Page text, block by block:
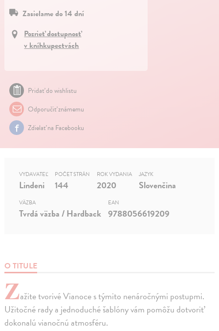
Zasielame do 14 dní
Pozrieť dostupnosť
v kníhkupectvách
Pridať do wishlistu
Odporučiť známemu
Zdielať na Facebooku
O TITULE
Zažite tvorivé Vianoce s týmito nenáročnými postupmi.
Užitočné rady a jednoduché šablóny vám pomôžu dotvoriť
dokonalú vianočnú atmosféru.
VYDAVATEĽ
Lindeni
POČET STRÁN
144
ROK VYDANIA
2020
JAZYK
Slovenčina
VÄZBA
Tvrdá väzba / Hardback
EAN
9788056619209